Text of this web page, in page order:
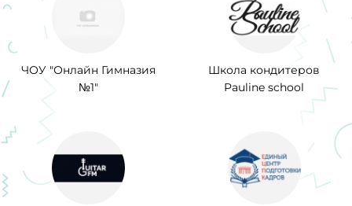
ЧОУ "Онлайн Гимназия
№1"
Школа кондитеров
Pauline school